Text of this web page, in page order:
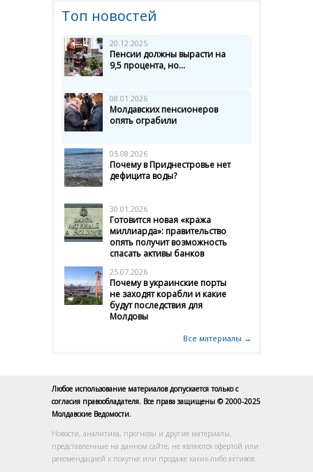
Топ новостей
20.12.2025
Пенсии должны вырасти на
9,5 процента, но...
08.01.2026
Молдавских пенсионеров
опять ограбили
05.08.2026
Почему в Приднестровье нет
дефицита воды?
30.01.2026
Готовится новая «кража
миллиарда»: правительство
опять получит возможность
спасать активы банков
25.07.2026
Почему в украинские порты
не заходят корабли и какие
будут последствия для
Молдовы
Все материалы →
Любое использование материалов допускается только с
согласия правообладателя. Все права защищены © 2000-2025
Молдавские Ведомости.
Новости, аналитика, прогнозы и другие материалы,
представленные на данном сайте, не являются офертой или
рекомендацией к покупке или продаже каких-либо активов.